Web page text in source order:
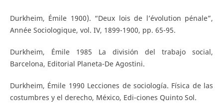
Durkheim, Émile 1900). “Deux lois de l’évolution pénale”,
Année Sociologique, vol. IV, 1899-1900, pp. 65-95.
Durkheim, Émile 1985 La división del trabajo social,
Barcelona, Editorial Planeta-De Agostini.
Durkheim, Émile 1990 Lecciones de sociología. Física de las
costumbres y el derecho, México, Edi-ciones Quinto Sol.